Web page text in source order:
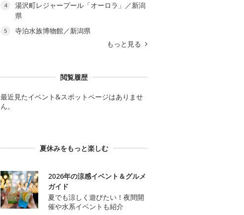
4
湯沢町レジャープール「オーロラ」／新潟
県
5
寺泊水族博物館／新潟県
もっと見る
閲覧履歴
最近見たイベント&スポットページはありませ
ん。
夏休みをもっと楽しむ
2026年の涼感イベント＆グルメ
ガイド
夏でも涼しく遊びたい！夜間開
催や水系イベントも紹介